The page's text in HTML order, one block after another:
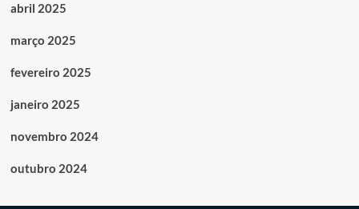
abril 2025
março 2025
fevereiro 2025
janeiro 2025
novembro 2024
outubro 2024